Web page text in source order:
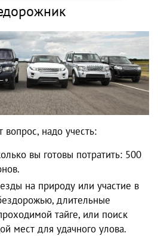
вопрос, надо учесть:
вы готовы потратить: 500
на природу или участие в
длительные
тайге, или поиск
мест для удачного улова.